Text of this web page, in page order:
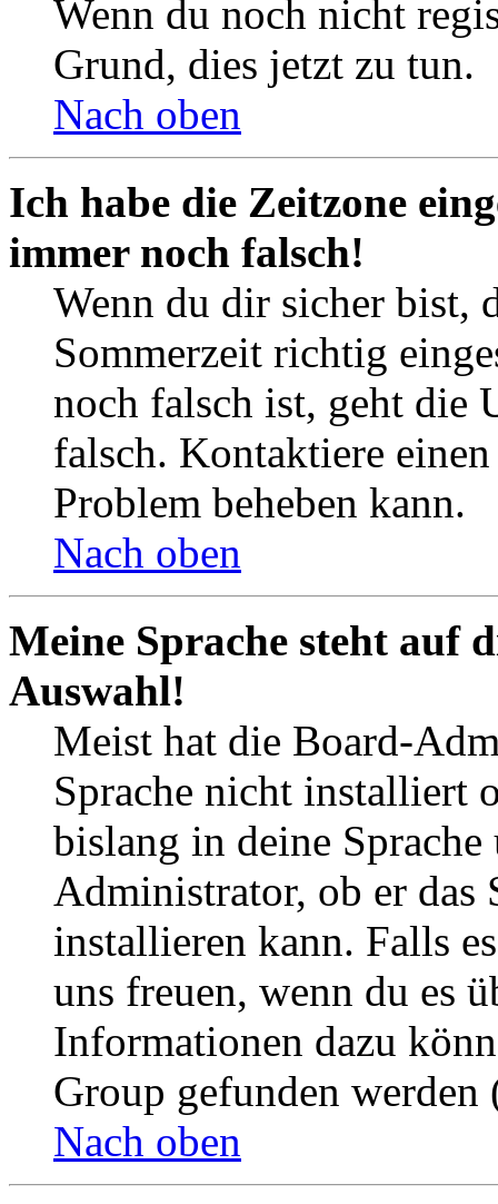
Wenn du noch nicht
Grund, dies jetzt zu tun.
Nach oben
Ich habe die Zeitzone
immer noch falsch!
Wenn du dir sicher bist,
Sommerzeit richtig
noch falsch ist, geht die
falsch. Kontaktiere
Problem beheben kann.
Nach oben
Meine Sprache steht auf
Auswahl!
Meist hat die Board-
Sprache nicht installiert
bislang in deine
Administrator, ob er das
installieren kann. Falls
uns freuen, wenn du es
Informationen dazu
Group gefunden
Nach oben